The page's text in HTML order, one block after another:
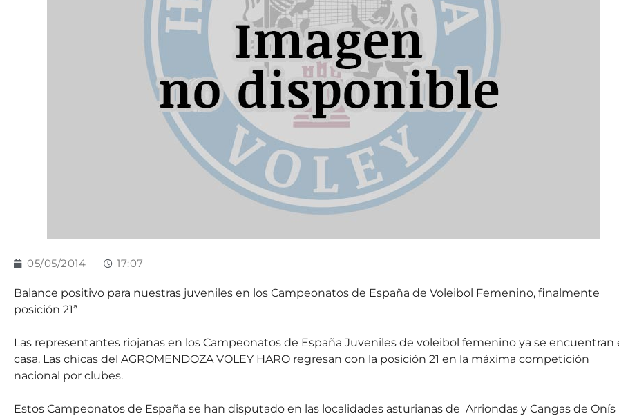
05/05/2014 17:07
Balance positivo para nuestras juveniles en los Campeonatos de España de Voleibol Femenino, finalmente
posición 21ª
Las representantes riojanas en los Campeonatos de España Juveniles de voleibol femenino ya se encuentran
casa. Las chicas del AGROMENDOZA VOLEY HARO regresan con la posición 21 en la máxima competición
nacional por clubes.
Estos Campeonatos de España se han disputado en las localidades asturianas de Arriondas y Cangas de Onís